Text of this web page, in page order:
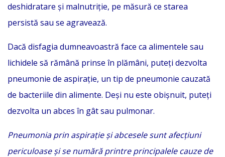
deshidratare și malnutriție, pe măsură ce starea
persistă sau se agravează.
Dacă disfagia dumneavoastră face ca alimentele sau
lichidele să rămână prinse în plămâni, puteți dezvolta
pneumonie de aspirație, un tip de pneumonie cauzată
de bacteriile din alimente. Deși nu este obișnuit, puteți
dezvolta un abces în gât sau pulmonar.
Pneumonia prin aspirație și abcesele sunt afecțiuni
periculoase și se numără printre principalele cauze de